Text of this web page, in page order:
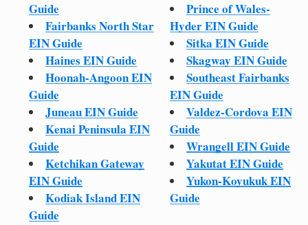
Guide
Fairbanks North Star
EIN Guide
Haines EIN Guide
Hoonah-Angoon EIN
Guide
Juneau EIN Guide
Kenai Peninsula EIN
Guide
Ketchikan Gateway
EIN Guide
Kodiak Island EIN
Guide
Prince of Wales-
Hyder EIN Guide
Sitka EIN Guide
Skagway EIN Guide
Southeast Fairbanks
EIN Guide
Valdez-Cordova EIN
Guide
Wrangell EIN Guide
Yakutat EIN Guide
Yukon-Koyukuk EIN
Guide